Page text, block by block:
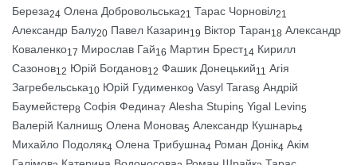
Береза24 Олена Добровольська21 Тарас Чорновіл21
Александр Балу20 Павел Казарин19 Віктор Таран18 Александр
Коваленко17 Мирослав Гай16 Мартин Брест14 Кирилл
Сазонов12 Юрій Богданов12 Фашик Донецький11 Агія
Загребельська10 Юрій Гудименко9 Vasyl Taras8 Андрій
Баумейстер8 Софія Федина7 Alesha Stupin5 Yigal Levin5
Валерій Калниш5 Олена Монова5 Александр Кушнарь4
Михайло Подоляк4 Олена Трибушна4 Роман Донік4 Акім